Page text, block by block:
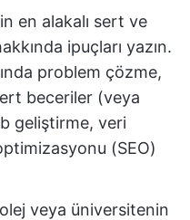
en alakalı sert ve
ipuçları yazın.
problem çözme,
beceriler (veya
geliştirme, veri
(SEO)
veya üniversitenin